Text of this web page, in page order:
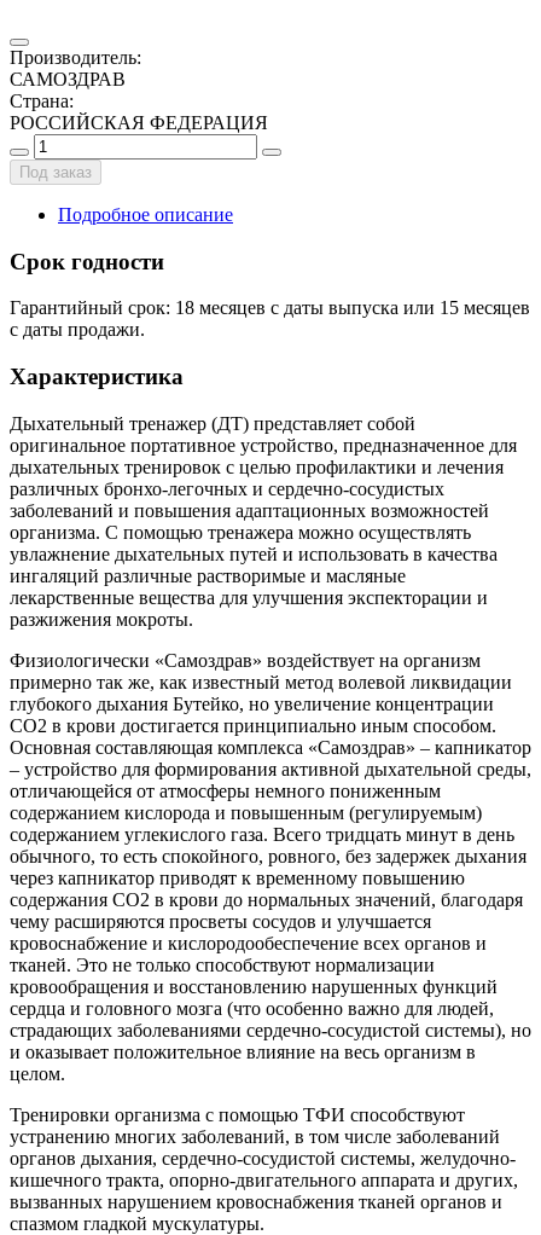
Производитель:
САМОЗДРАВ
Страна:
РОССИЙСКАЯ ФЕДЕРАЦИЯ
Под заказ
Подробное описание
Срок годности
Гарантийный срок: 18 месяцев с даты выпуска или 15 месяцев
с даты продажи.
Характеристика
Дыхательный тренажер (ДТ) представляет собой
оригинальное портативное устройство, предназначенное для
дыхательных тренировок с целью профилактики и лечения
различных бронхо-легочных и сердечно-сосудистых
заболеваний и повышения адаптационных возможностей
организма. С помощью тренажера можно осуществлять
увлажнение дыхательных путей и использовать в качества
ингаляций различные растворимые и масляные
лекарственные вещества для улучшения экспекторации и
разжижения мокроты.
Физиологически «Самоздрав» воздействует на организм
примерно так же, как известный метод волевой ликвидации
глубокого дыхания Бутейко, но увеличение концентрации
СО2 в крови достигается принципиально иным способом.
Основная составляющая комплекса «Самоздрав» – капникатор
– устройство для формирования активной дыхательной среды,
отличающейся от атмосферы немного пониженным
содержанием кислорода и повышенным (регулируемым)
содержанием углекислого газа. Всего тридцать минут в день
обычного, то есть спокойного, ровного, без задержек дыхания
через капникатор приводят к временному повышению
содержания СО2 в крови до нормальных значений, благодаря
чему расширяются просветы сосудов и улучшается
кровоснабжение и кислородообеспечение всех органов и
тканей. Это не только способствуют нормализации
кровообращения и восстановлению нарушенных функций
сердца и головного мозга (что особенно важно для людей,
страдающих заболеваниями сердечно-сосудистой системы), но
и оказывает положительное влияние на весь организм в
целом.
Тренировки организма с помощью ТФИ способствуют
устранению многих заболеваний, в том числе заболеваний
органов дыхания, сердечно-сосудистой системы, желудочно-
кишечного тракта, опорно-двигательного аппарата и других,
вызванных нарушением кровоснабжения тканей органов и
спазмом гладкой мускулатуры.